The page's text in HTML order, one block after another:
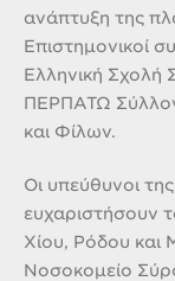
ανάπτυξη της
Επιστημονικοί
Ελληνική
ΠΕΡΠΑΤΩ
και Φίλων.
Οι υπεύθυνοι
ευχαριστήσουν
Χίου, Ρόδου και
Νοσοκομείο